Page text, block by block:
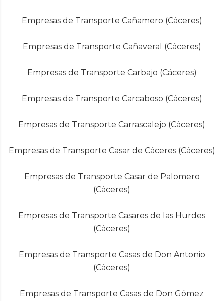
Empresas de Transporte Cañamero (Cáceres)
Empresas de Transporte Cañaveral (Cáceres)
Empresas de Transporte Carbajo (Cáceres)
Empresas de Transporte Carcaboso (Cáceres)
Empresas de Transporte Carrascalejo (Cáceres)
Empresas de Transporte Casar de Cáceres (Cáceres)
Empresas de Transporte Casar de Palomero
(Cáceres)
Empresas de Transporte Casares de las Hurdes
(Cáceres)
Empresas de Transporte Casas de Don Antonio
(Cáceres)
Empresas de Transporte Casas de Don Gómez